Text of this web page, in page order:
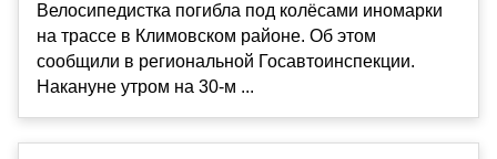
Велосипедистка погибла под колёсами иномарки
на трассе в Климовском районе. Об этом
сообщили в региональной Госавтоинспекции.
Накануне утром на 30-м ...